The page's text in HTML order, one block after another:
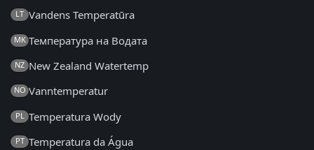
LT Vandens Temperatūra
MK Температура на Водата
NZ New Zealand Watertemp
NO Vanntemperatur
PL Temperatura Wody
PT Temperatura da Água